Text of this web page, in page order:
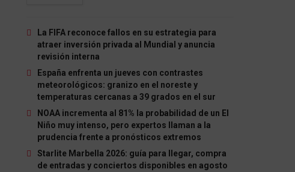
La FIFA reconoce fallos en su estrategia para
atraer inversión privada al Mundial y anuncia
revisión interna
España enfrenta un jueves con contrastes
meteorológicos: granizo en el noreste y
temperaturas cercanas a 39 grados en el sur
NOAA incrementa al 81% la probabilidad de un El
Niño muy intenso, pero expertos llaman a la
prudencia frente a pronósticos extremos
Starlite Marbella 2026: guía para llegar, compra
de entradas y conciertos disponibles en agosto